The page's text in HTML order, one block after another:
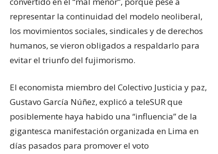
representar la continuidad del modelo neoliberal,
los movimientos sociales, sindicales y de derechos
humanos, se vieron obligados a respaldarlo para
evitar el triunfo del fujimorismo.
El economista miembro del Colectivo Justicia y paz,
Gustavo García Núñez, explicó a teleSUR que
posiblemente haya habido una “influencia” de la
gigantesca manifestación organizada en Lima en
días pasados para promover el voto